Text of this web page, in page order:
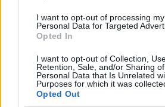
I want to opt-out of processing my
Personal Data for Targeted
Opted In
I want to opt-out of Collection,
Retention, Sale, and/or Sharing
Personal Data that Is Unrelated
Purposes for which it was
Opted Out
dovrebbero guardare le notizie
sono certamente più propenso
preoccupa, anzi è una buona
costantemente azioni per il
sempre sulle azioni quando il